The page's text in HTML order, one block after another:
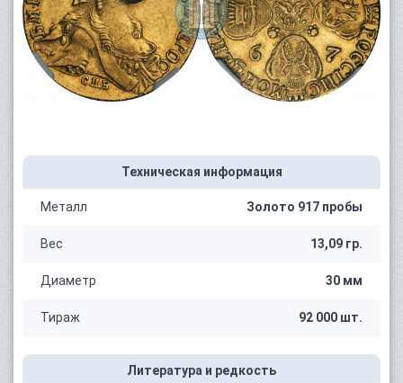
Техническая информация
Металл Золото 917 пробы
Вес 13,09 гр.
Диаметр 30 мм
Тираж 92 000 шт.
Литература и редкость